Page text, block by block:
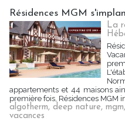
Résidences MGM
La
appartements et 44 maisons
première fois, Résidences MGM
algotherm, deep nature, mgm,
vacances